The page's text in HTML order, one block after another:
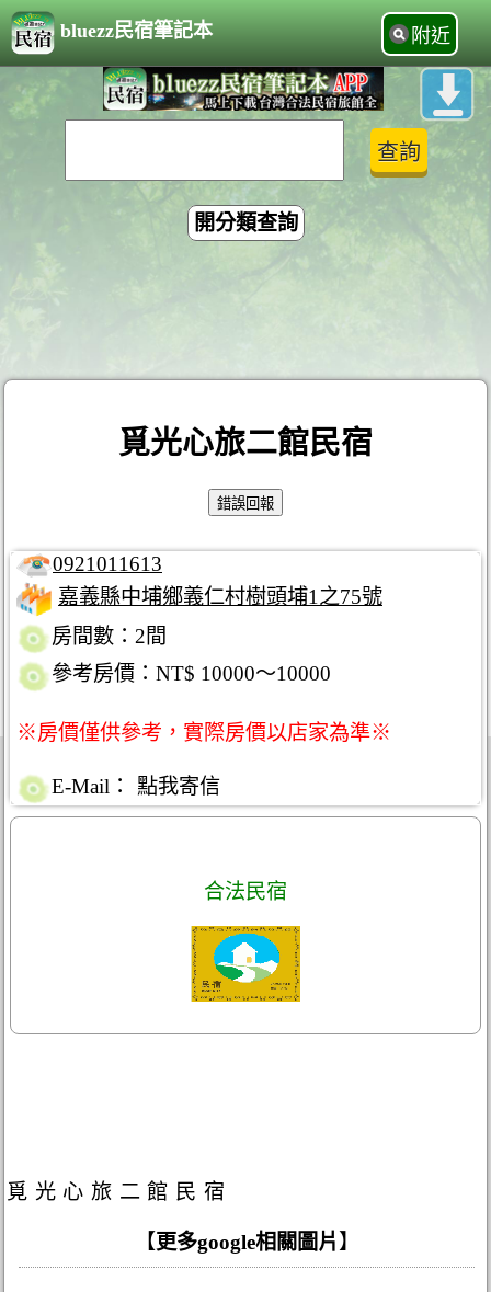
bluezz民宿筆記本 附近
開分類查詢
覓光心旅二館民宿
0921011613
嘉義縣中埔鄉義仁村樹頭埔1之75號
房間數：2間
參考房價：NT$ 10000～10000
※房價僅供參考，實際房價以店家為準※
E-Mail： 點我寄信
合法民宿
覓光心旅二館民宿
【 更多google相關圖片 】